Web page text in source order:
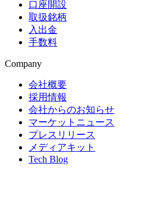
口座開設
取扱銘柄
入出金
手数料
Company
会社概要
採用情報
会社からのお知らせ
マーケットニュース
プレスリリース
メディアキット
Tech Blog